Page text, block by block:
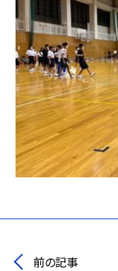
前の記事